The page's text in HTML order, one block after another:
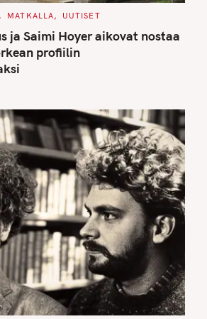
MATKALLA UUTISET
ja Saimi Hoyer aikovat nostaa
profiilin